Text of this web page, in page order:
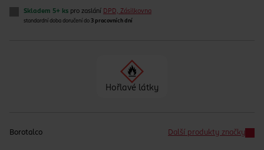
Skladem 5+ ks pro zaslání DPD, Zásilkovna
standardní doba doručení do 3 pracovních dní
Hořlavé látky
Borotalco Další produkty značky